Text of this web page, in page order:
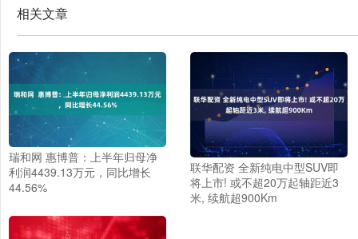
相关文章
瑞和网 惠博普：上半年归母净
利润4439.13万元，同比增长
44.56%
联华配资 全新纯电中型SUV即
将上市! 或不超20万起轴距近3
米, 续航超900Km